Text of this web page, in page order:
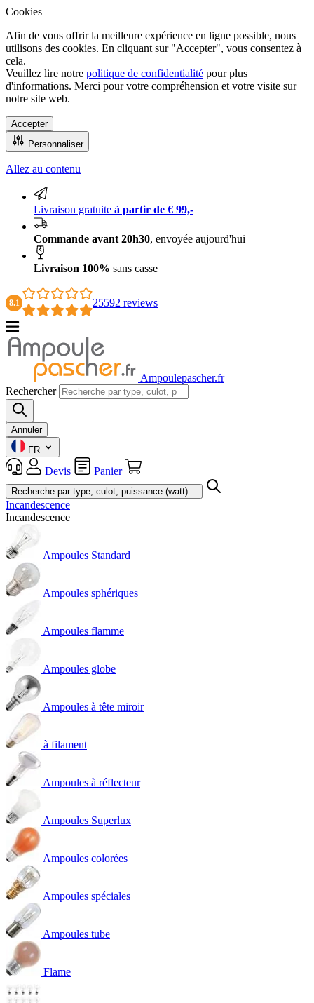
Cookies
Afin de vous offrir la meilleure expérience en ligne possible, nous
utilisons des cookies. En cliquant sur "Accepter", vous consentez à
cela.
Veuillez lire notre politique de confidentialité pour plus
d'informations. Merci pour votre compréhension et votre visite sur
notre site web.
Accepter
Personnaliser
Livraison 100% sans casse
Allez au contenu
Livraison gratuite à partir de € 99,-
Commande avant 20h30, envoyée aujourd'hui
Livraison 100% sans casse
8.1 25592 reviews
Ampoulepascher.fr
Rechercher
Annuler
FR
Devis Panier
Incandescence
Incandescence
Ampoules Standard
Ampoules sphériques
Ampoules flamme
Ampoules globe
Ampoules à tête miroir
à filament
Ampoules à réflecteur
Ampoules Superlux
Ampoules colorées
Ampoules spéciales
Ampoules tube
Flame